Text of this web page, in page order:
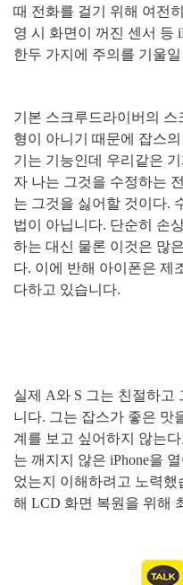
때 전화를 걸기 위해 여전
영 시 화면이 꺼진 센서 등
한두 가지에 주의를 기울
기본 스크루드라이버의
형이 아니기 때문에 잡스
기는 기능인데 우리같은
자 나는 그것을 수정하는
는 그것을 싫어할 것이다.
법이 아닙니다. 단순히 손
하는 대신 물론 이것은 많
다. 이에 반해 아이폰은 제
다하고 있습니다.
실제 A와 S 그는 친절하고
니다. 그는 잡스가 좋은 맛
계를 보고 싶어하지 않는
는 깨지지 않은 iPhone을
었는지 이해하려고 노력했
해 LCD 화면 복원을 위해